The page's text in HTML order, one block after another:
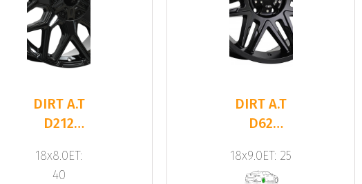
DIRT A.T
D212
18x8.0ET:
40
DIRT A.T
D62
18x9.0ET: 25